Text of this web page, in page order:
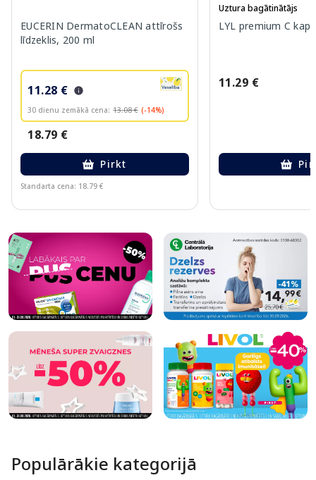
EUCERIN DermatoCLEAN attīrošs
līdzeklis, 200 ml
11.28 €
30 dienu zemākā cena: 13.08 € (-14%)
18.79 €
Pirkt
Standarta cena: 18.79 €
Uztura bagātinātājs
LYL premium C
11.29 €
Populārākie kategorijā